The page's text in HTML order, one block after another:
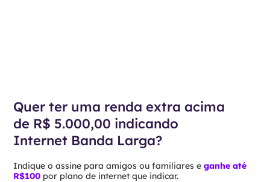
Quer ter uma renda extra acima
de R$ 5.000,00 indicando
Internet Banda Larga?
Indique o assine para amigos ou familiares eganhe até
R$100 por plano de internet que indicar.